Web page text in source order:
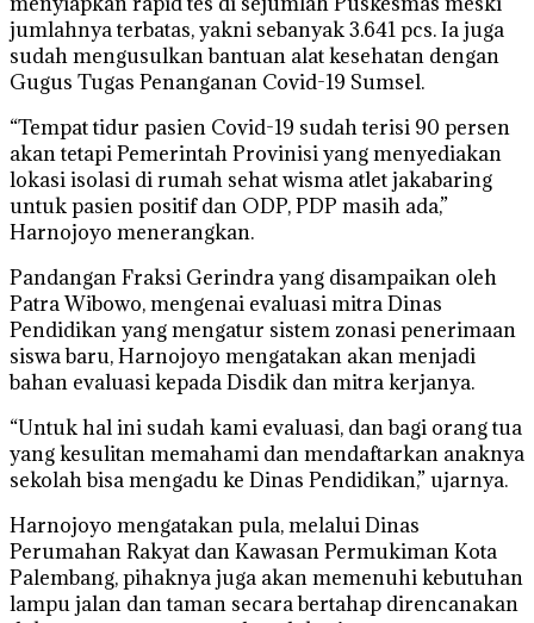
jumlahnya terbatas, yakni sebanyak 3.641 pcs. Ia juga
sudah mengusulkan bantuan alat kesehatan dengan
Gugus Tugas Penanganan Covid-19 Sumsel.
“Tempat tidur pasien Covid-19 sudah terisi 90 persen
akan tetapi Pemerintah Provinisi yang menyediakan
lokasi isolasi di rumah sehat wisma atlet jakabaring
untuk pasien positif dan ODP, PDP masih ada,”
Harnojoyo menerangkan.
Pandangan Fraksi Gerindra yang disampaikan oleh
Patra Wibowo, mengenai evaluasi mitra Dinas
Pendidikan yang mengatur sistem zonasi penerimaan
siswa baru, Harnojoyo mengatakan akan menjadi
bahan evaluasi kepada Disdik dan mitra kerjanya.
“Untuk hal ini sudah kami evaluasi, dan bagi orang tua
yang kesulitan memahami dan mendaftarkan anaknya
sekolah bisa mengadu ke Dinas Pendidikan,” ujarnya.
Harnojoyo mengatakan pula, melalui Dinas
Perumahan Rakyat dan Kawasan Permukiman Kota
Palembang, pihaknya juga akan memenuhi kebutuhan
lampu jalan dan taman secara bertahap direncanakan